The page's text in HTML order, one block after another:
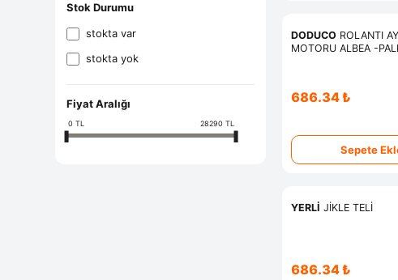
Stok Durumu
stokta var
stokta yok
Fiyat Aralığı
0 TL 28290 TL
DODUCO ROLANTI
MOTORU ALBEA -
686.34 ₺
Sepete
YERLİ JİKLE TELİ
686.34 ₺